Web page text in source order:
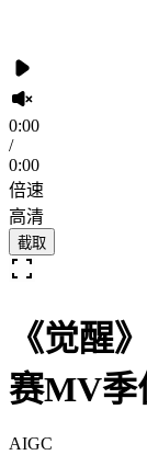
0:00
/
0:00
倍速
高清
截取
《觉醒
赛MV季
AIGC